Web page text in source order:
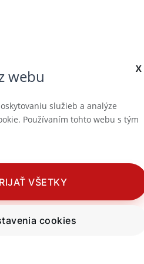
x
webu
služieb a analýze
Používaním tohto webu s tým
VŠETKY
cookies